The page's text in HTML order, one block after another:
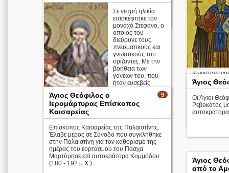
Απολυτίκιο
περισσότερα >
την πλάνη
Απολυτίκιο
Σε νεαρή ηλικία
επισκέφτηκε τον
μοναχό Στέφανο, ο
οποίος του
διεύρυνε τους
πνευματικούς και
γνωστικούς του
ορίζοντες. Με την
βοήθεια των
γονέων του, που
ήταν ευσεβείς
άνθρωποι, έκτισε
ένα μοναστήρι στ
...
Άγιος
Οι Άγιοι
Ρεβοκάτος
9
Άγιος Θεόφιλος ο
Ιερομάρτυρας Επίσκοπος
Καισαρείας
Επίσκοπος Καισαρείας της Παλαιστίνης.
Έλαβε μέρος σε Σύνοδο που συγκλήθηκε
στην Παλαιστίνη για τον καθορισμό της
ημέρας του εορτασμού του Πάσχα.
Μαρτύρησε επί αυτοκράτορα Κομμόδου
(180 - 192 μ.Χ.).
Άγιος
από το